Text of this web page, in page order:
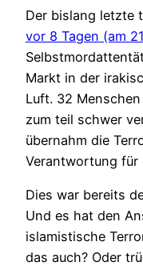
Der bislang letzte
vor 8 Tagen (am
Markt in der
Luft. 32
zum teil schwer
übernahm die
Verantwortung für
Dies war bereits
Und es hat den
islamistische
das auch? Oder